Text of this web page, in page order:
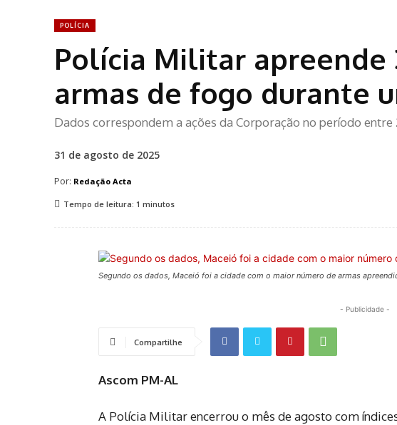
POLÍCIA
Polícia Militar apreende
armas de fogo durante
Dados correspondem a ações da Corporação no período entre
31 de agosto de 2025
Por: Redação Acta
Tempo de leitura: 1 minutos
Segundo os dados, Maceió foi a cidade com o maior número de armas
- Publicidade -
Compartilhe
Ascom PM-AL
A Polícia Militar encerrou o mês de agosto com